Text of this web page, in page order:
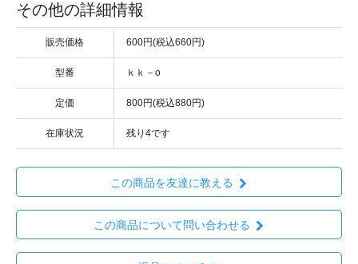
その他の詳細情報
販売価格 600円(税込660円)
型番 ｋｋ－o
定価 800円(税込880円)
在庫状況 残り4です
この商品を友達に教える
この商品について問い合わせる